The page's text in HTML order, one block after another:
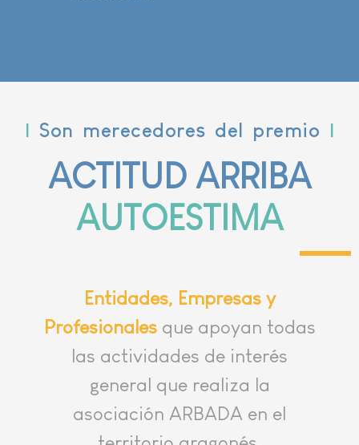
| Son merecedores del premio |
ACTITUD ARRIBA
AUTOESTIMA
Entidades, Empresas y
Profesionalesque apoyan todas
las actividades de interés
general que realiza la
asociación ARBADA en el